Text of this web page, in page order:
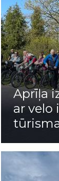
Aprīļa
ar velo